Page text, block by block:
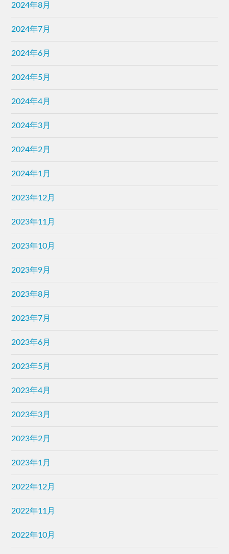
2024年8月
2024年7月
2024年6月
2024年5月
2024年4月
2024年3月
2024年2月
2024年1月
2023年12月
2023年11月
2023年10月
2023年9月
2023年8月
2023年7月
2023年6月
2023年5月
2023年4月
2023年3月
2023年2月
2023年1月
2022年12月
2022年11月
2022年10月